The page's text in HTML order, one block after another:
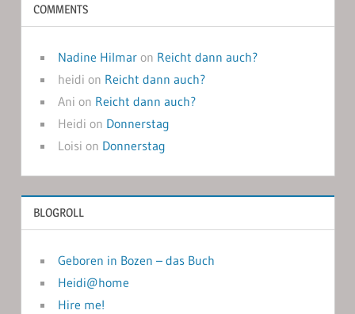
COMMENTS
Nadine Hilmaron Reicht dann auch?
heidi on Reicht dann auch?
Ani on Reicht dann auch?
Heidi on Donnerstag
Loisi on Donnerstag
BLOGROLL
Geboren in Bozen – das Buch
Heidi@home
Hire me!